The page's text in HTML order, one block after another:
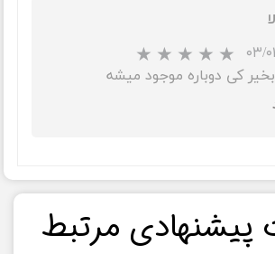
۰۷
کی دوباره موجود میشه
مرتبط​​​​​​​